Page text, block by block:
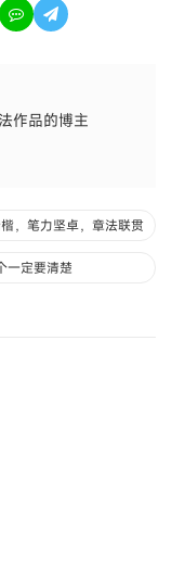
作品的博主
，笔力坚卓，章法联贯
一定要清楚